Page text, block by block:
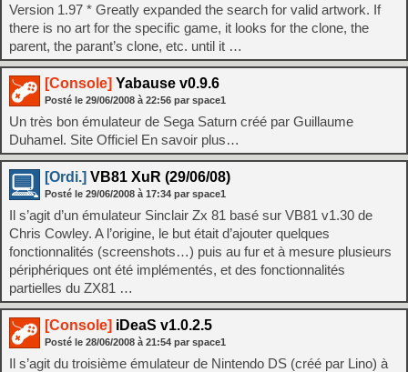
Version 1.97 * Greatly expanded the search for valid artwork. If
there is no art for the specific game, it looks for the clone, the
parent, the parant’s clone, etc. until it …
[Console] Yabause v0.9.6
Posté le 29/06/2008 à 22:56 par space1
Un très bon émulateur de Sega Saturn créé par Guillaume
Duhamel. Site Officiel En savoir plus…
[Ordi.] VB81 XuR (29/06/08)
Posté le 29/06/2008 à 17:34 par space1
Il s’agit d’un émulateur Sinclair Zx 81 basé sur VB81 v1.30 de
Chris Cowley. A l’origine, le but était d’ajouter quelques
fonctionnalités (screenshots…) puis au fur et à mesure plusieurs
périphériques ont été implémentés, et des fonctionnalités
partielles du ZX81 …
[Console] iDeaS v1.0.2.5
Posté le 28/06/2008 à 21:54 par space1
Il s’agit du troisième émulateur de Nintendo DS (créé par Lino) à